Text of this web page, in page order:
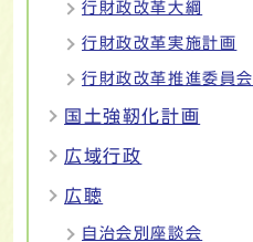
行財政改革大綱
行財政改革実施計画
行財政改革推進委員会
国土強靭化計画
広域行政
広聴
自治会別座談会